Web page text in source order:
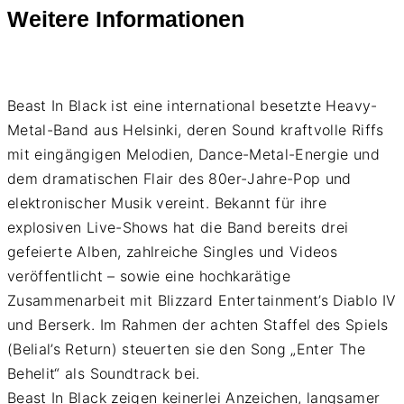
Weitere Informationen
Beast In Black ist eine international besetzte Heavy-
Metal-Band aus Helsinki, deren Sound kraftvolle Riffs
mit eingängigen Melodien, Dance-Metal-Energie und
dem dramatischen Flair des 80er-Jahre-Pop und
elektronischer Musik vereint. Bekannt für ihre
explosiven Live-Shows hat die Band bereits drei
gefeierte Alben, zahlreiche Singles und Videos
veröffentlicht – sowie eine hochkarätige
Zusammenarbeit mit Blizzard Entertainment’s Diablo IV
und Berserk. Im Rahmen der achten Staffel des Spiels
(Belial’s Return) steuerten sie den Song „Enter The
Behelit“ als Soundtrack bei.
Beast In Black zeigen keinerlei Anzeichen, langsamer